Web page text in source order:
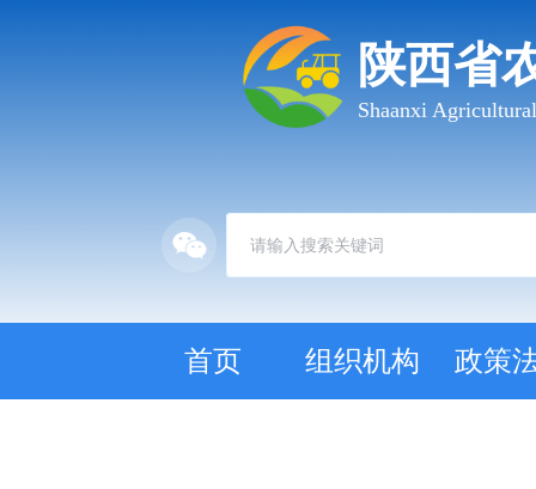
陕西省
Shaanxi
首页 组织机构 政策